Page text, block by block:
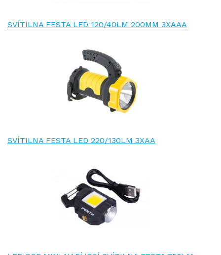
SVÍTILNA FESTA LED 120/40LM 200MM 3XAAA
SVÍTILNA FESTA LED 220/130LM 3XAA